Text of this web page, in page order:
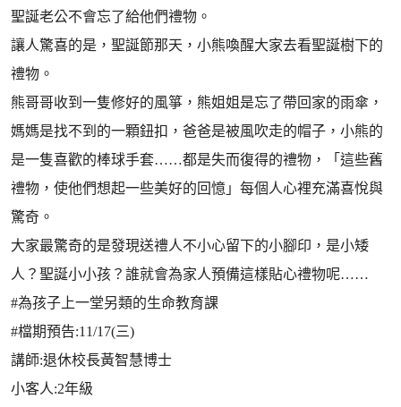
聖誕老公不會忘了給他們禮物。
讓人驚喜的是，聖誕節那天，小熊喚醒大家去看聖誕樹下的
禮物。
熊哥哥收到一隻修好的風箏，熊姐姐是忘了帶回家的雨傘，
媽媽是找不到的一顆鈕扣，爸爸是被風吹走的帽子，小熊的
是一隻喜歡的棒球手套……都是失而復得的禮物，「這些舊
禮物，使他們想起一些美好的回憶」每個人心裡充滿喜悅與
驚奇。
大家最驚奇的是發現送禮人不小心留下的小腳印，是小矮
人？聖誕小小孩？誰就會為家人預備這樣貼心禮物呢……
#為孩子上一堂另類的生命教育課
#檔期預告:11/17(三)
講師:退休校長黃智慧博士
小客人:2年級